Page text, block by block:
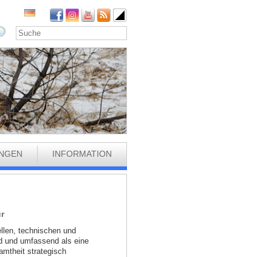
INFORMATION
technischen und
und umfassend als eine
strategisch